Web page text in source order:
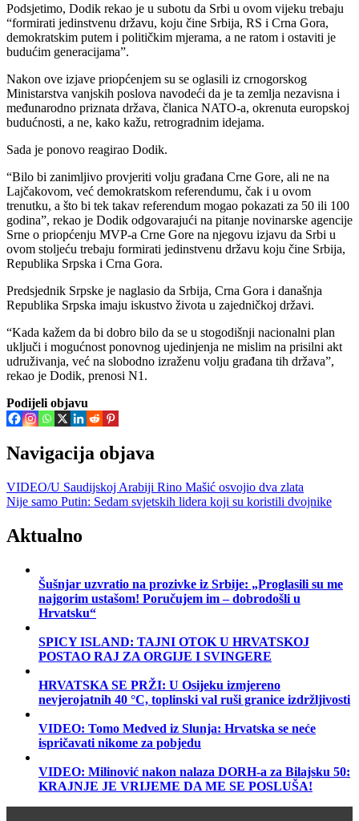
Podsjetimo, Dodik rekao je u subotu da Srbi u ovom vijeku trebaju
“formirati jedinstvenu državu, koju čine Srbija, RS i Crna Gora,
demokratskim putem i političkim mjerama, a ne ratom i ostaviti je
budućim generacijama”.
Nakon ove izjave priopćenjem su se oglasili iz crnogorskog
Ministarstva vanjskih poslova navodeći da je ta zemlja nezavisna i
međunarodno priznata država, članica NATO-a, okrenuta europskoj
budućnosti, a ne, kako kažu, retrogradnim idejama.
Sada je ponovo reagirao Dodik.
“Bilo bi zanimljivo provjeriti volju građana Crne Gore, ali ne na
Lajčakovom, već demokratskom referendumu, čak i u ovom
trenutku, a što bi tek takav referendum mogao pokazati za 50 ili 100
godina”, rekao je Dodik odgovarajući na pitanje novinarske agencije
Srne o priopćenju MVP-a Crne Gore na njegovu izjavu da Srbi u
ovom stoljeću trebaju formirati jedinstvenu državu koju čine Srbija,
Republika Srpska i Crna Gora.
Predsjednik Srpske je naglasio da Srbija, Crna Gora i današnja
Republika Srpska imaju iskustvo života u zajedničkoj državi.
“Kada kažem da bi dobro bilo da se u stogodišnji nacionalni plan
uključi i mogućnost ponovnog ujedinjenja ne mislim na prisilni akt
udruživanja, već na slobodno izraženu volju građana tih država”,
rekao je Dodik, prenosi N1.
Podijeli objavu
Navigacija objava
VIDEO/U Saudijskoj Arabiji Rino Mašić osvojio dva zlata
Nije samo Putin: Sedam svjetskih lidera koji su koristili dvojnike
Aktualno
Šušnjar uzvratio na prozivke iz Srbije: „Proglasili su me
najgorim ustašom! Poručujem im – dobrodošli u
Hrvatsku“
SPICY ISLAND: TAJNI OTOK U HRVATSKOJ
POSTAO RAJ ZA ORGIJE I SVINGERE
HRVATSKA SE PRŽI: U Osijeku izmjereno
nevjerojatnih 40 °C, toplinski val ruši granice izdržljivosti
VIDEO: Tomo Medved iz Slunja: Hrvatska se neće
ispričavati nikome za pobjedu
VIDEO: Milinović nakon nalaza DORH-a za Bilajsku 50:
KRAJNJE JE VRIJEME DA ME SE POSLUŠA!